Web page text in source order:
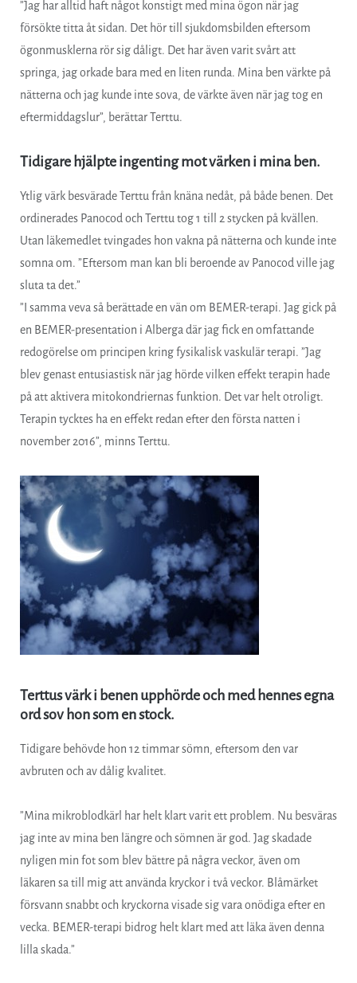
”Jag har alltid haft något konstigt med mina ögon när jag
försökte titta åt sidan. Det hör till sjukdomsbilden eftersom
ögonmusklerna rör sig dåligt. Det har även varit svårt att
springa, jag orkade bara med en liten runda. Mina ben värkte på
nätterna och jag kunde inte sova, de värkte även när jag tog en
eftermiddagslur”, berättar Terttu.
Tidigare hjälpte ingenting mot värken i mina ben.
Ytlig värk besvärade Terttu från knäna nedåt, på både benen. Det
ordinerades Panocod och Terttu tog 1 till 2 stycken på kvällen.
Utan läkemedlet tvingades hon vakna på nätterna och kunde inte
somna om. ”Eftersom man kan bli beroende av Panocod ville jag
sluta ta det.”
”I samma veva så berättade en vän om BEMER-terapi. Jag gick på
en BEMER-presentation i Alberga där jag fick en omfattande
redogörelse om principen kring fysikalisk vaskulär terapi. ”Jag
blev genast entusiastisk när jag hörde vilken effekt terapin hade
på att aktivera mitokondriernas funktion. Det var helt otroligt.
Terapin tycktes ha en effekt redan efter den första natten i
november 2016”, minns Terttu.
Terttus värk i benen upphörde och med hennes egna
ord sov hon som en stock.
Tidigare behövde hon 12 timmar sömn, eftersom den var
avbruten och av dålig kvalitet.
”Mina mikroblodkärl har helt klart varit ett problem. Nu besväras
jag inte av mina ben längre och sömnen är god. Jag skadade
nyligen min fot som blev bättre på några veckor, även om
läkaren sa till mig att använda kryckor i två veckor. Blåmärket
försvann snabbt och kryckorna visade sig vara onödiga efter en
vecka. BEMER-terapi bidrog helt klart med att läka även denna
lilla skada.”